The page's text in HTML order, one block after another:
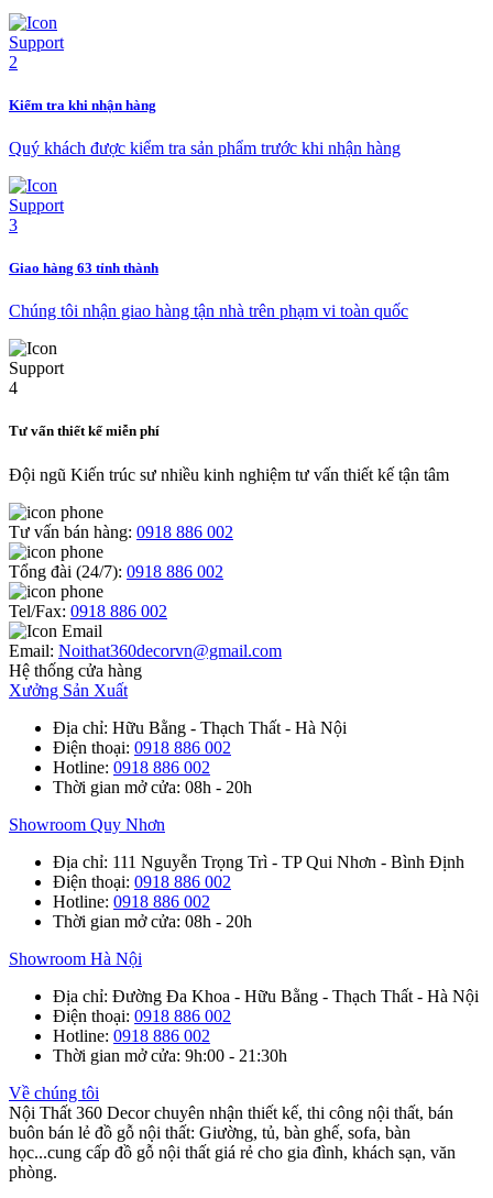
Kiểm tra khi nhận hàng
Quý khách được kiểm tra sản phẩm trước khi nhận hàng
Giao hàng 63 tỉnh thành
Chúng tôi nhận giao hàng tận nhà trên phạm vi toàn quốc
Tư vấn thiết kế miễn phí
Đội ngũ Kiến trúc sư nhiều kinh nghiệm tư vấn thiết kế tận tâm
Tư vấn bán hàng: 0918 886 002
Tổng đài (24/7): 0918 886 002
Tel/Fax: 0918 886 002
Email: Noithat360decorvn@gmail.com
Hệ thống cửa hàng
Xưởng Sản Xuất
Địa chỉ: Hữu Bằng - Thạch Thất - Hà Nội
Điện thoại: 0918 886 002
Hotline: 0918 886 002
Thời gian mở cửa: 08h - 20h
Showroom Quy Nhơn
Địa chỉ: 111 Nguyễn Trọng Trì - TP Qui Nhơn - Bình Định
Điện thoại: 0918 886 002
Hotline: 0918 886 002
Thời gian mở cửa: 08h - 20h
Showroom Hà Nội
Địa chỉ: Đường Đa Khoa - Hữu Bằng - Thạch Thất - Hà Nội
Điện thoại: 0918 886 002
Hotline: 0918 886 002
Thời gian mở cửa: 9h:00 - 21:30h
Về chúng tôi
Nội Thất 360 Decor chuyên nhận thiết kế, thi công nội thất, bán
buôn bán lẻ đồ gỗ nội thất: Giường, tủ, bàn ghế, sofa, bàn
học...cung cấp đồ gỗ nội thất giá rẻ cho gia đình, khách sạn, văn
phòng.